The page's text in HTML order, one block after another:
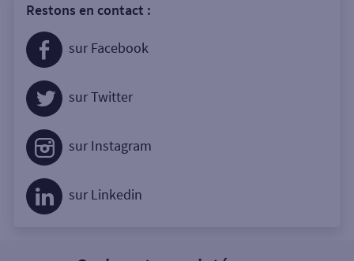
Restons en contact :
sur Facebook
sur Twitter
sur Instagram
sur Linkedin